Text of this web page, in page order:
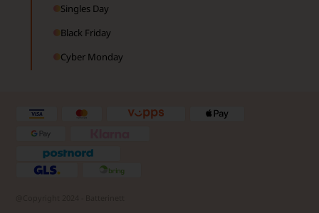
Singles Day
Black Friday
Cyber Monday